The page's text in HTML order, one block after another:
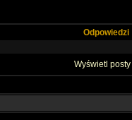
Odpowiedzi
Wyświetl